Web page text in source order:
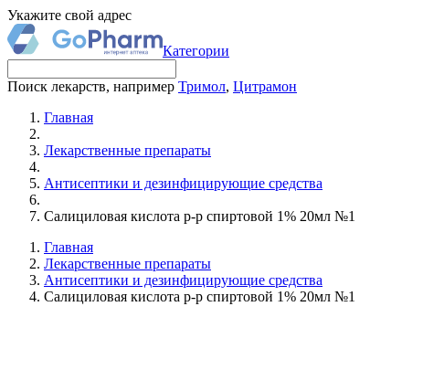
Укажите свой адрес
Категории
Поиск лекарств, например Тримол, Цитрамон
Главная
Лекарственные препараты
Антисептики и дезинфицирующие средства
Салициловая кислота р-р спиртовой 1% 20мл №1
Главная
Лекарственные препараты
Антисептики и дезинфицирующие средства
Салициловая кислота р-р спиртовой 1% 20мл №1